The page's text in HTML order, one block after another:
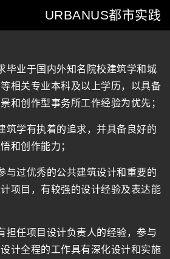
URBANUS都市实践
毕业于国内外知名院校建筑学和城
相关专业本科及以上学历，以具备
和创作型事务所工作经验为优先；
筑学有执着的追求，并具备良好的
和创作能力；
与过优秀的公共建筑设计和重要的
项目，有较强的设计经验及表达能
担任项目设计负责人的经验，参与
计全程的工作具有深化设计和实施